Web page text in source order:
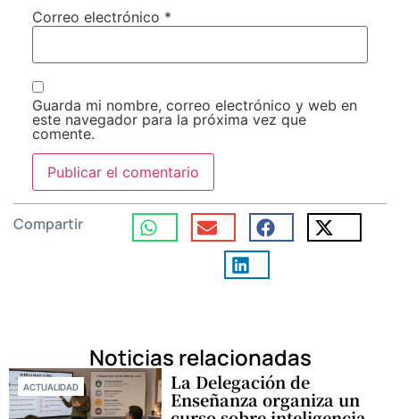
Correo electrónico *
Guarda mi nombre, correo electrónico y web en
este navegador para la próxima vez que
comente.
Compartir
Noticias relacionadas
ACTUALIDAD La Delegación de
Enseñanza organiza un